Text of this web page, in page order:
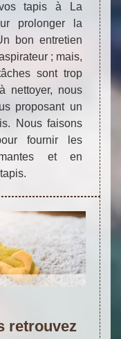
vos tapis à La
prolonger la
bon entretien
; mais,
sont trop
nettoyer, nous
proposant un
Nous faisons
fournir les
et en
retrouvez